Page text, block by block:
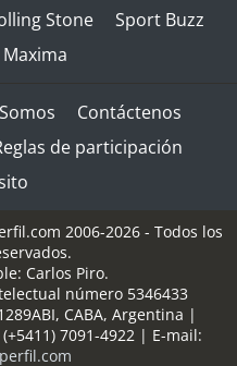
Stone
Sport Buzz
Maxima
Contáctenos
de participación
2006-2026 - Todos los
Carlos Piro.
número 5346433
, CABA, Argentina |
(+5411) 7091-4922 | E-mail: